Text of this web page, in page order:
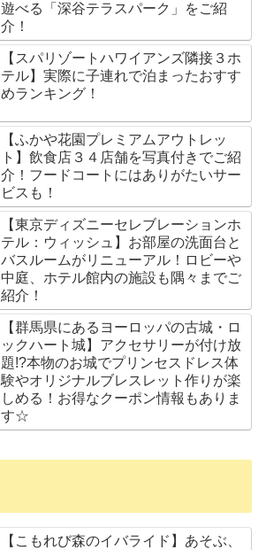
遊べる「深谷テラスパーク」をご紹
介！
【スパリゾートハワイアンズ隣接３ホ
テル】実際に子連れで泊まったおすす
めランキング！
【ふかや花園プレミアムアウトレッ
ト】飲食店３４店舗を写真付きでご紹
介！フードコートにはありがたいサー
ビスも！
【東京ディズニーセレブレーションホ
テル：ウィッシュ】お部屋の洗面台と
バスルームがリニューアル！ロビーや
中庭、ホテル館内の施設も隅々までご
紹介！
【群馬県にあるヨーロッパの古城・ロ
ックハート城】アクセサリーが付け放
題!?本物のお城でプリンセスドレス体
験やオリジナルブレスレット作りが楽
しめる！お得なクーポン情報もありま
す☆
【こもれび森のイバライド】あそぶ、